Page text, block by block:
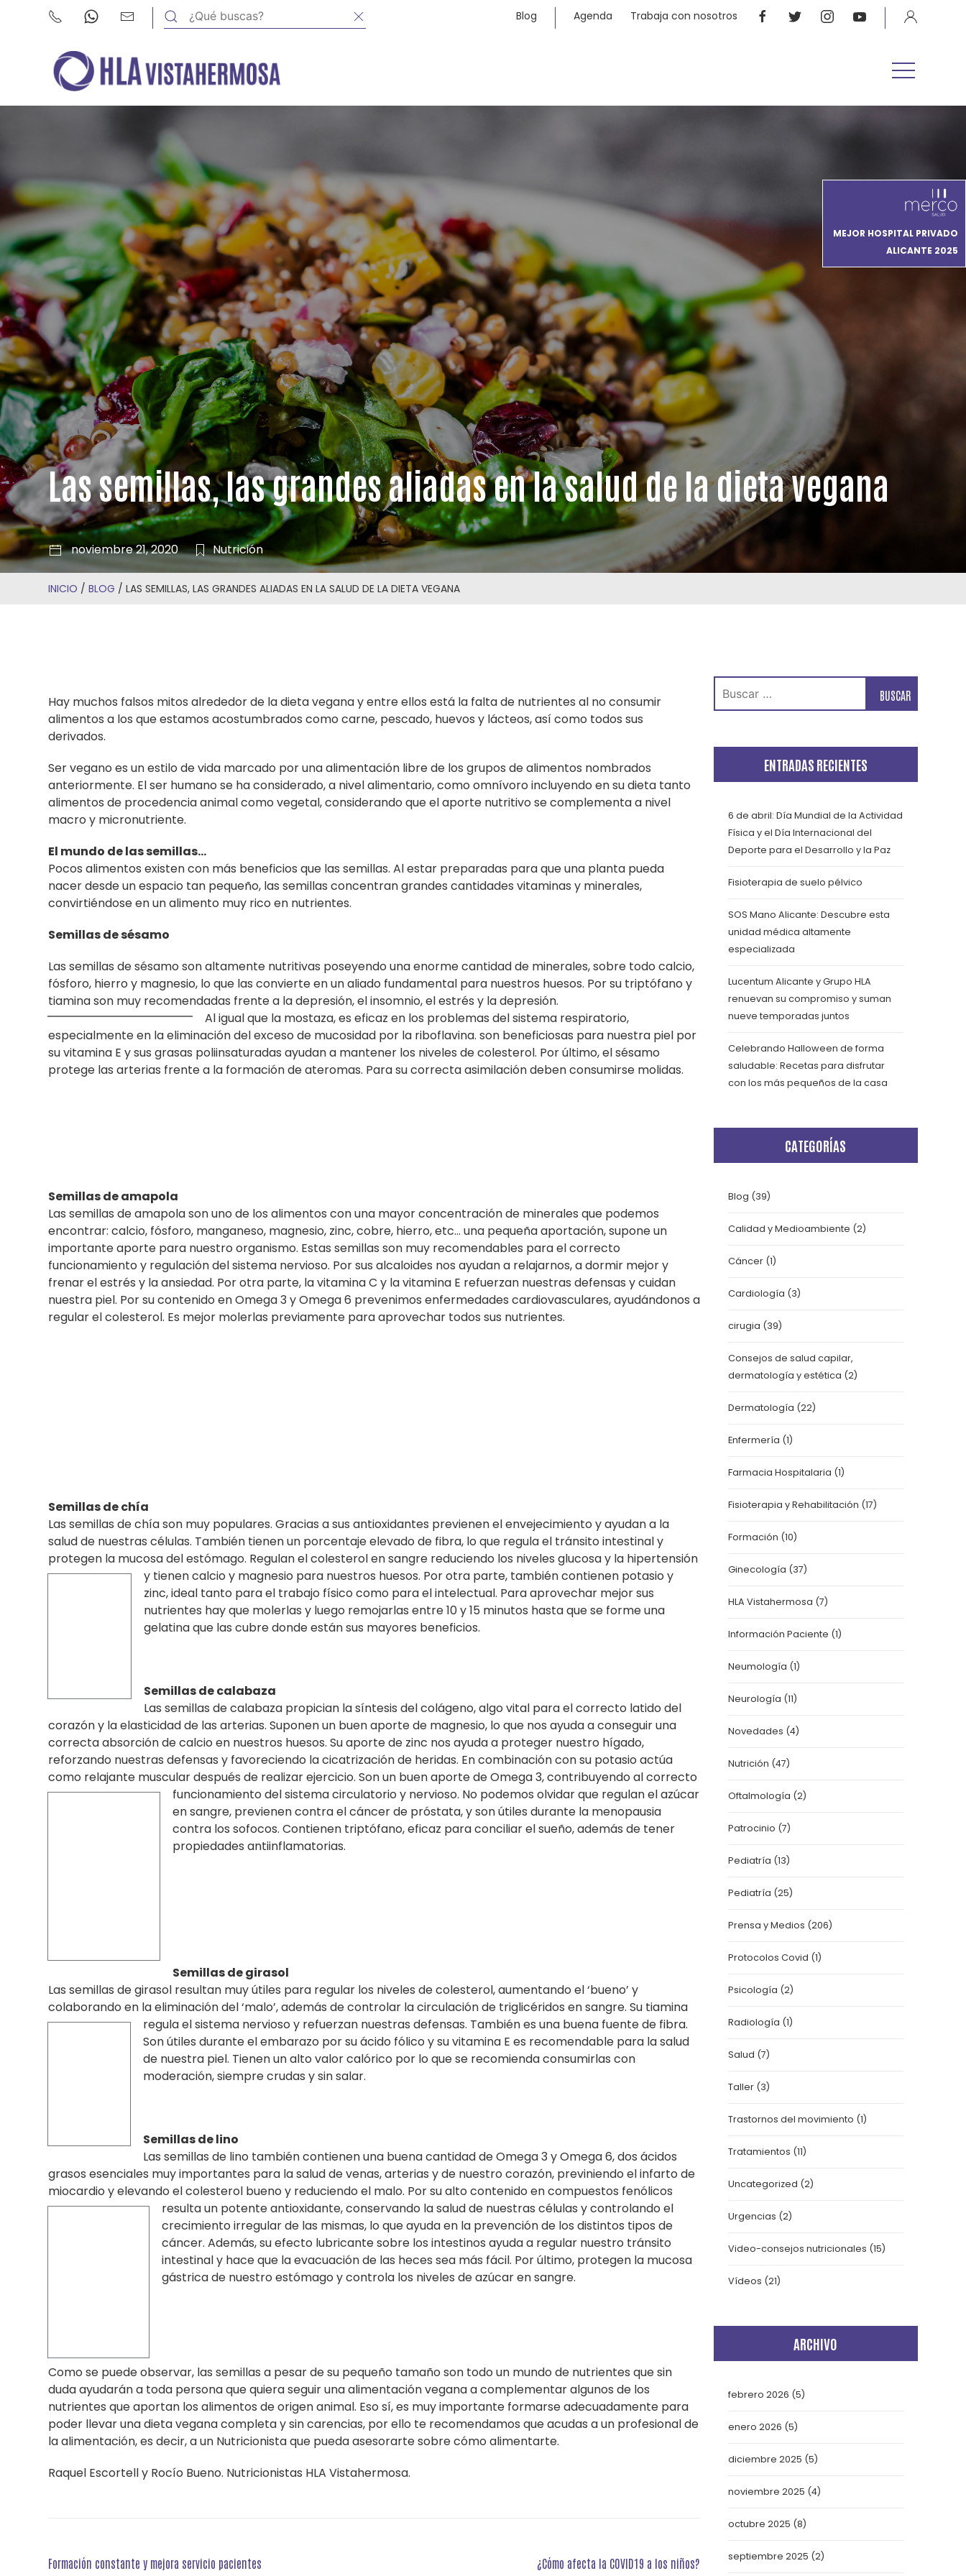
Blog Agenda Trabaja con nosotros
MEJOR HOSPITAL PRIVADO
ALICANTE 2025
Las semillas, las grandes aliadas en la salud de la dieta vegana
noviembre 21, 2020 Nutrición
INICIO /BLOG /LAS SEMILLAS, LAS GRANDES ALIADAS EN LA SALUD DE LA DIETA VEGANA
Hay muchos falsos mitos alrededor de la dieta vegana y entre ellos está la falta de nutrientes al no consumir
alimentos a los que estamos acostumbrados como carne, pescado, huevos y lácteos, así como todos sus
derivados.
Ser vegano es un estilo de vida marcado por una alimentación libre de los grupos de alimentos nombrados
anteriormente. El ser humano se ha considerado, a nivel alimentario, como omnívoro incluyendo en su dieta tanto
alimentos de procedencia animal como vegetal, considerando que el aporte nutritivo se complementa a nivel
macro y micronutriente.
El mundo de las semillas…
Pocos alimentos existen con más beneficios que las semillas. Al estar preparadas para que una planta pueda
nacer desde un espacio tan pequeño, las semillas concentran grandes cantidades vitaminas y minerales,
convirtiéndose en un alimento muy rico en nutrientes.
Semillas de sésamo
Las semillas de sésamo son altamente nutritivas poseyendo una enorme cantidad de minerales, sobre todo calcio,
fósforo, hierro y magnesio, lo que las convierte en un aliado fundamental para nuestros huesos. Por su triptófano y
tiamina son muy recomendadas frente a la depresión, el insomnio, el estrés y la depresión.
Al igual que la mostaza, es eficaz en los problemas del sistema respiratorio,
especialmente en la eliminación del exceso de mucosidad por la riboflavina. son beneficiosas para nuestra piel por
su vitamina E y sus grasas poliinsaturadas ayudan a mantener los niveles de colesterol. Por último, el sésamo
protege las arterias frente a la formación de ateromas. Para su correcta asimilación deben consumirse molidas.
Semillas de amapola
Las semillas de amapola son uno de los alimentos con una mayor concentración de minerales que podemos
encontrar: calcio, fósforo, manganeso, magnesio, zinc, cobre, hierro, etc… una pequeña aportación, supone un
importante aporte para nuestro organismo. Estas semillas son muy recomendables para el correcto
funcionamiento y regulación del sistema nervioso. Por sus alcaloides nos ayudan a relajarnos, a dormir mejor y
frenar el estrés y la ansiedad. Por otra parte, la vitamina C y la vitamina E refuerzan nuestras defensas y cuidan
nuestra piel. Por su contenido en Omega 3 y Omega 6 prevenimos enfermedades cardiovasculares, ayudándonos a
regular el colesterol. Es mejor molerlas previamente para aprovechar todos sus nutrientes.
Semillas de chía
Las semillas de chía son muy populares. Gracias a sus antioxidantes previenen el envejecimiento y ayudan a la
salud de nuestras células. También tienen un porcentaje elevado de fibra, lo que regula el tránsito intestinal y
protegen la mucosa del estómago. Regulan el colesterol en sangre reduciendo los niveles glucosa y la hipertensión
y tienencalcio y magnesio para nuestros huesos. Por otra parte, también contienen potasio y
zinc, ideal tanto para el trabajo físico como para el intelectual. Para aprovechar mejor sus
nutrientes hay que molerlas y luego remojarlas entre 10 y 15 minutos hasta que se forme una
gelatina que las cubre donde están sus mayores beneficios.
Semillas de calabaza
Las semillas de calabaza propician la síntesis del colágeno, algo vital para el correcto latido del
corazón y la elasticidad de las arterias. Suponen un buen aporte de magnesio, lo que nos ayuda a conseguir una
correcta absorción de calcio en nuestros huesos. Su aporte de zinc nos ayuda a proteger nuestro hígado,
reforzando nuestras defensas y favoreciendo la cicatrización de heridas. En combinación con su potasio actúa
como relajante muscular después de realizar ejercicio. Son un buen aporte de Omega 3, contribuyendo al correcto
funcionamiento del sistema circulatorio y nervioso. No podemos olvidar que regulan el azúcar
en sangre, previenen contra el cáncer de próstata, y son útiles durante la menopausia
contra los sofocos. Contienen triptófano, eficaz para conciliar el sueño, además de tener
propiedades antiinflamatorias.
Semillasde girasol
Las semillas de girasol resultan muy útiles para regular los niveles de colesterol, aumentando el ‘bueno’ y
colaborando en la eliminación del ‘malo’, además de controlar la circulación de triglicéridos en sangre. Su tiamina
regula el sistema nervioso y refuerzan nuestras defensas. También es una buena fuente de fibra.
Son útiles durante el embarazo por su ácido fólico y su vitamina E es recomendable para la salud
de nuestra piel. Tienen un alto valor calórico por lo que se recomienda consumirlas con
moderación, siempre crudas y sin salar.
Semillas de lino
Las semillas de lino también contienen una buena cantidad de Omega 3 y Omega 6, dos ácidos
grasos esenciales muy importantes para la salud de venas, arterias y de nuestro corazón, previniendo el infarto de
miocardio y elevando el colesterol bueno y reduciendo el malo. Por su alto contenido en compuestos fenólicos
resulta un potente antioxidante, conservando la salud de nuestras células y controlando el
crecimiento irregular de las mismas, lo que ayuda en la prevención de los distintos tipos de
cáncer. Además, su efecto lubricante sobre los intestinos ayuda a regular nuestro tránsito
intestinal y hace que la evacuación de las heces sea más fácil. Por último, protegen la mucosa
gástrica de nuestro estómago y controla los niveles de azúcar en sangre.
Como se puede observar, las semillas a pesar de su pequeño tamaño son todo un mundo de nutrientes que sin
duda ayudarán a toda persona que quiera seguir una alimentación vegana a complementar algunos de los
nutrientes que aportan los alimentos de origen animal. Eso sí, es muy importante formarse adecuadamente para
poder llevar una dieta vegana completa y sin carencias, por ello te recomendamos que acudas a un profesional de
la alimentación, es decir, a un Nutricionista que pueda asesorarte sobre cómo alimentarte.
Raquel Escortell y Rocío Bueno. Nutricionistas HLA Vistahermosa.
Navegación
Formación constante y mejora servicio pacientes ¿Cómo afecta la COVID19 a los niños?
ENTRADAS RECIENTES
6 de abril: Día Mundial de la Actividad
Física y el Día Internacional del
Deporte para el Desarrollo y la Paz
Fisioterapia de suelo pélvico
SOS Mano Alicante: Descubre esta
unidad médica altamente
especializada
Lucentum Alicante y Grupo HLA
renuevan su compromiso y suman
nueve temporadas juntos
Celebrando Halloween de forma
saludable: Recetas para disfrutar
con los más pequeños de la casa
CATEGORÍAS
Blog (39)
Calidad y Medioambiente (2)
Cáncer(1)
Cardiología (3)
cirugia (39)
Consejos de salud capilar,
dermatología y estética (2)
Dermatología (22)
Enfermería (1)
Farmacia Hospitalaria (1)
Fisioterapia y Rehabilitación (17)
Formación (10)
Ginecología (37)
HLA Vistahermosa (7)
Información Paciente (1)
Neumología (1)
Neurología (11)
Novedades (4)
Nutrición (47)
Oftalmología (2)
Patrocinio (7)
Pediatría (13)
Pediatría (25)
Prensa y Medios (206)
Protocolos Covid (1)
Psicología (2)
Radiología (1)
Salud (7)
Taller(3)
Trastornos del movimiento (1)
Tratamientos (11)
Uncategorized (2)
Urgencias (2)
Video-consejos nutricionales (15)
Vídeos (21)
ARCHIVO
febrero 2026 (5)
enero 2026 (5)
diciembre 2025 (5)
noviembre 2025 (4)
octubre 2025 (8)
septiembre 2025 (2)